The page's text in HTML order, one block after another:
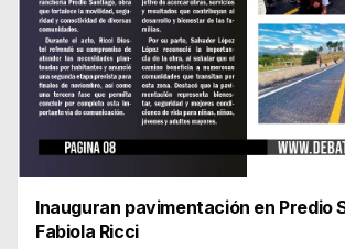
Inauguran pavimentación en Predio
Fabiola Ricci